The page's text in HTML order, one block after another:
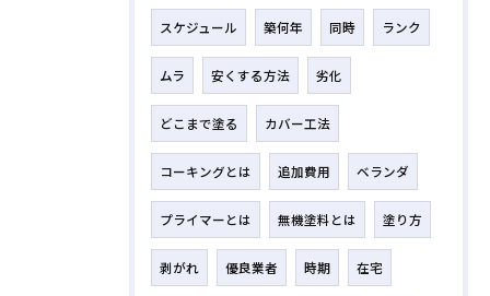
スケジュール 築何年 同時 ランク
ムラ 安くする方法 劣化
どこまで塗る カバー工法
コーキングとは 追加費用 ベランダ
プライマーとは 無機塗料とは 塗り方
剥がれ 優良業者 時期 在宅